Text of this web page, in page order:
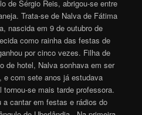
de Sérgio Reis, abrigou-se entre
Trata-se de Nalva de Fátima
nascida em 9 de outubro de
como rainha das festas de
por cinco vezes. Filha de
de hotel, Nalva sonhava em ser
e com sete anos já estudava
se mais tarde professora.
cantar em festas e rádios do